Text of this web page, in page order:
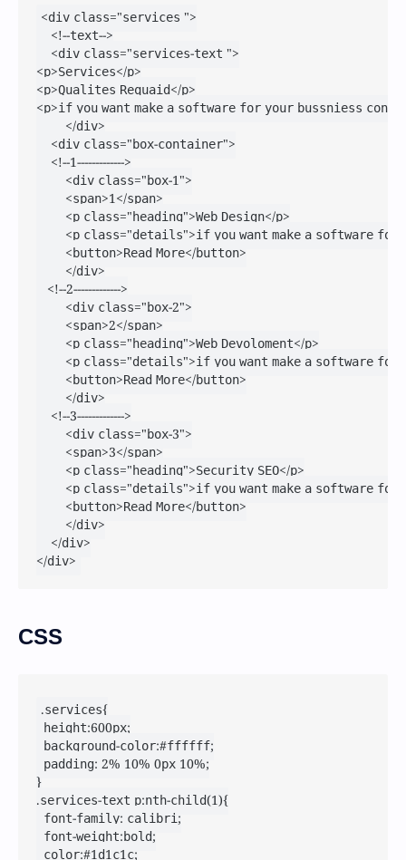
<div class="services ">
    <!--text-->
    <div class="services-text ">
<p>Services</p>
<p>Qualites Requaid</p>
<p>if you want make a software for your bussniess
        </div>
    <div class="box-container">
    <!--1------------->
        <div class="box-1">
        <span>1</span>
        <p class="heading">Web Design</p>
<p class="details">if you want make a software
        <button>Read More</button>
        </div>
   <!--2------------->
        <div class="box-2">
        <span>2</span>
        <p class="heading">Web Devoloment</p>
<p class="details">if you want make a software
        <button>Read More</button>
        </div>
    <!--3------------->
        <div class="box-3">
        <span>3</span>
        <p class="heading">Security SEO</p>
<p class="details">if you want make a software
        <button>Read More</button>
        </div>
    </div>
</div>
CSS
.services{
}
.services-text p:nth-child(1){